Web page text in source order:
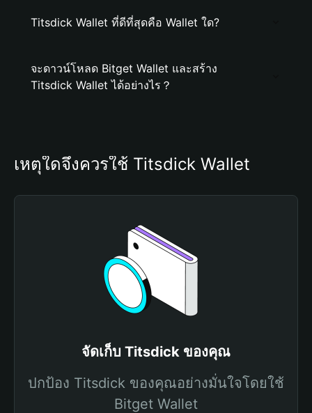
Titsdick Wallet ที่ดีที่สุดคือ Wallet ใด?
จะดาวน์โหลด Bitget Wallet และสร้าง
Titsdick Wallet ได้อย่างไร？
เหตุใดจึงควรใช้ Titsdick Wallet
จัดเก็บ Titsdick ของคุณ
ปกป้อง Titsdick ของคุณอย่างมั่นใจโดยใช้
Bitget Wallet